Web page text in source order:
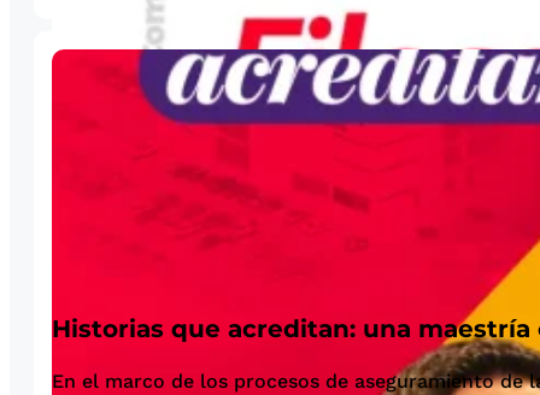
Historias que acreditan: una
En el marco de los procesos de aseguramiento de